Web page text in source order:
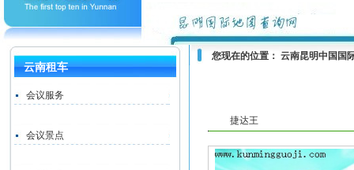
云南租车
会议服务
会议景点
您现在的位置： 云南昆明中国国
捷达王